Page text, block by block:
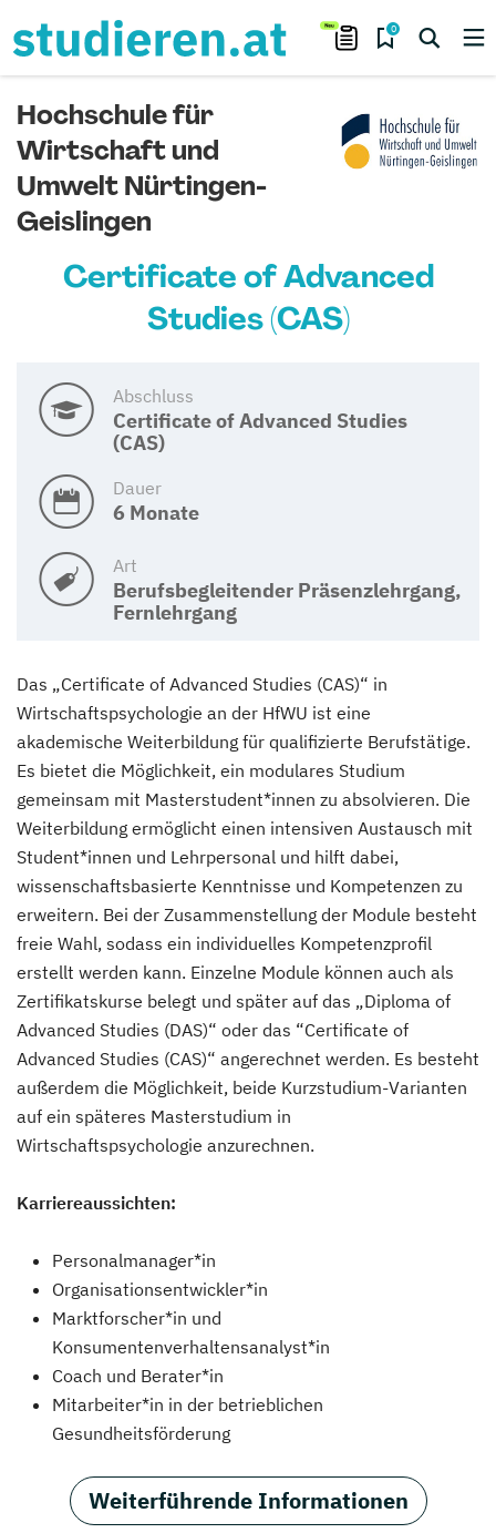
0
Hochschule für
Wirtschaft und
Umwelt Nürtingen-
Geislingen
Certificate of Advanced
Studies (CAS)
Abschluss
Certificate of Advanced Studies
(CAS)
Dauer
6 Monate
Art
Berufsbegleitender Präsenzlehrgang,
Fernlehrgang
Das „Certificate of Advanced Studies (CAS)“ in
Wirtschaftspsychologie an der HfWU ist eine
akademische Weiterbildung für qualifizierte Berufstätige.
Es bietet die Möglichkeit, ein modulares Studium
gemeinsam mit Masterstudent*innen zu absolvieren. Die
Weiterbildung ermöglicht einen intensiven Austausch mit
Student*innen und Lehrpersonal und hilft dabei,
wissenschaftsbasierte Kenntnisse und Kompetenzen zu
erweitern. Bei der Zusammenstellung der Module besteht
freie Wahl, sodass ein individuelles Kompetenzprofil
erstellt werden kann. Einzelne Module können auch als
Zertifikatskurse belegt und später auf das „Diploma of
Advanced Studies (DAS)“ oder das “Certificate of
Advanced Studies (CAS)“ angerechnet werden. Es besteht
außerdem die Möglichkeit, beide Kurzstudium-Varianten
auf ein späteres Masterstudium in
Wirtschaftspsychologie anzurechnen.
Karriereaussichten:
Personalmanager*in
Organisationsentwickler*in
Marktforscher*in und
Konsumentenverhaltensanalyst*in
Coach und Berater*in
Mitarbeiter*in in der betrieblichen
Gesundheitsförderung
Weiterführende Informationen